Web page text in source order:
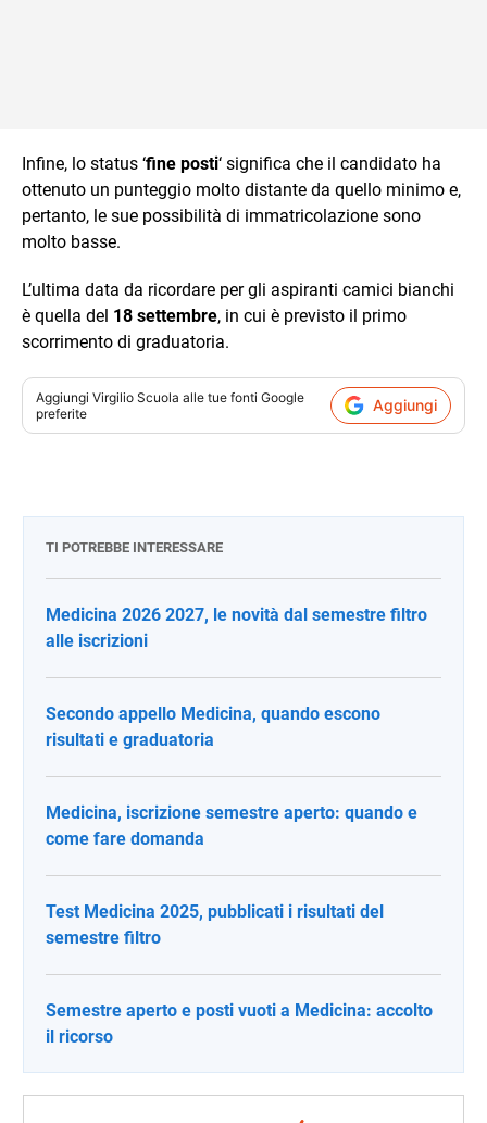
Infine, lo status ‘fine posti‘ significa che il candidato ha
ottenuto un punteggio molto distante da quello minimo e,
pertanto, le sue possibilità di immatricolazione sono
molto basse.
L’ultima data da ricordare per gli aspiranti camici bianchi
è quella del 18 settembre, in cui è previsto il primo
scorrimento di graduatoria.
Aggiungi Virgilio Scuola alle tue fonti Google
preferite
Aggiungi
TI POTREBBE INTERESSARE
Medicina 2026 2027, le novità dal semestre filtro
alle iscrizioni
Secondo appello Medicina, quando escono
risultati e graduatoria
Medicina, iscrizione semestre aperto: quando e
come fare domanda
Test Medicina 2025, pubblicati i risultati del
semestre filtro
Semestre aperto e posti vuoti a Medicina: accolto
il ricorso